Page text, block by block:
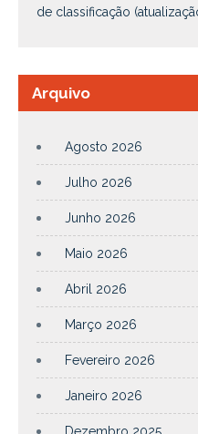
de classificação
Arquivo
Agosto 2026
Julho 2026
Junho 2026
Maio 2026
Abril 2026
Março 2026
Fevereiro 2026
Janeiro 2026
Dezembro 2025